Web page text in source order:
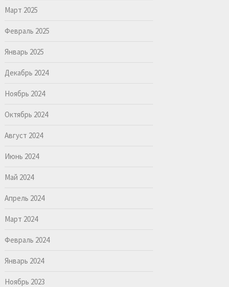
Март 2025
Февраль 2025
Январь 2025
Декабрь 2024
Ноябрь 2024
Октябрь 2024
Август 2024
Июнь 2024
Май 2024
Апрель 2024
Март 2024
Февраль 2024
Январь 2024
Ноябрь 2023